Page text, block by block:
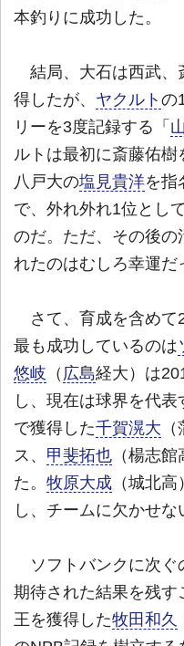
本釣りに成功した。
結局、大石は西武、
得したが、 ヤクルト の
リーを3度記録する「
ルトは最初に斎藤佑
八戸大の塩見貴洋を指
で、外れ外れ1位とし
のだ。ただ、その後
れたのはむしろ幸運だ
さて、育成を含めて
最も成功しているのは
悠岐 （ 広島経大）は
し、現在は球界を代
で獲得した千賀滉大
ス、 甲斐拓也 （楊志
た。 牧原大成 （城北
し、チームに欠かせな
ソフトバンクに次ぐ
期待された結果を残す
王を獲得した牧田和久